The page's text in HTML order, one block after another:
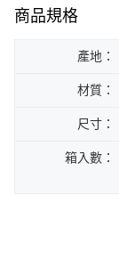
運送方式
每筆NT$200，滿
黑貓外島宅配
每筆NT$360
商品規格
產地：
材質：
尺寸：
箱入數：